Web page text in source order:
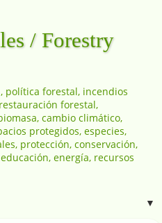
/ Forestry
política forestal, incendios
forestal,
cambio climático,
protegidos, especies,
protección, conservación,
energía, recursos
▼